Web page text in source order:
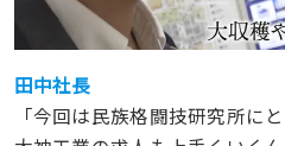
田中社長
「今回は民族格闘技研究所に